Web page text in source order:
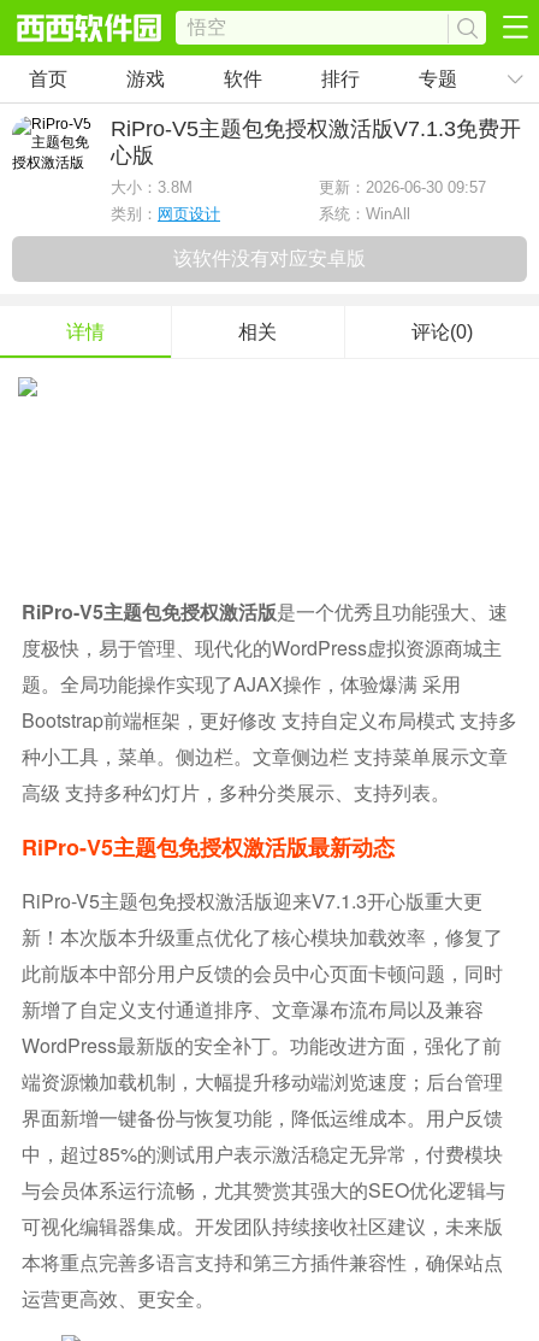
首页 游戏 软件 排行 专题
RiPro-V5主题包免授权激活版V7.1.3免费开
心版
大小： 3.8M
更新：2026-06-30 09:57
类别： 网页设计 系统：WinAll
该软件没有对应安卓版
详情 相关 评论(0)
RiPro-V5主题包免授权激活版是一个优秀且功能强大、速
度极快，易于管理、现代化的WordPress虚拟资源商城主
题。全局功能操作实现了AJAX操作，体验爆满 采用
Bootstrap前端框架，更好修改 支持自定义布局模式 支持多
种小工具，菜单。侧边栏。文章侧边栏 支持菜单展示文章
高级 支持多种幻灯片，多种分类展示、支持列表。
RiPro-V5主题包免授权激活版最新动态
RiPro-V5主题包免授权激活版迎来V7.1.3开心版重大更
新！本次版本升级重点优化了核心模块加载效率，修复了
此前版本中部分用户反馈的会员中心页面卡顿问题，同时
新增了自定义支付通道排序、文章瀑布流布局以及兼容
WordPress最新版的安全补丁。功能改进方面，强化了前
端资源懒加载机制，大幅提升移动端浏览速度；后台管理
界面新增一键备份与恢复功能，降低运维成本。用户反馈
中，超过85%的测试用户表示激活稳定无异常，付费模块
与会员体系运行流畅，尤其赞赏其强大的SEO优化逻辑与
可视化编辑器集成。开发团队持续接收社区建议，未来版
本将重点完善多语言支持和第三方插件兼容性，确保站点
运营更高效、更安全。